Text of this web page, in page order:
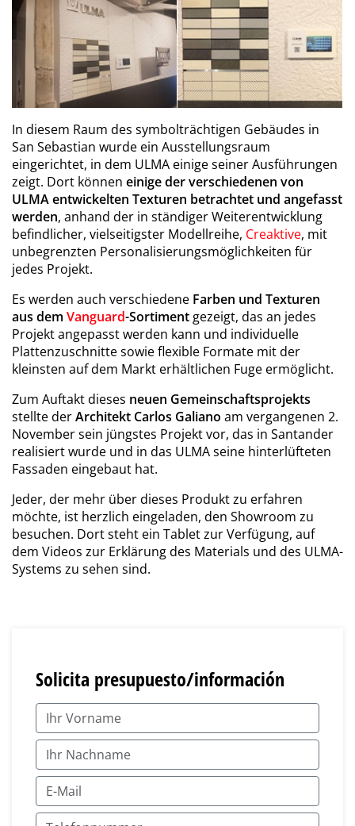
In diesem Raum des symbolträchtigen Gebäudes in
San Sebastian wurde ein Ausstellungsraum
eingerichtet, in dem ULMA einige seiner Ausführungen
zeigt. Dort können einige der verschiedenen von
ULMA entwickelten Texturen betrachtet und angefasst
werden, anhand der in ständiger Weiterentwicklung
befindlicher, vielseitigster Modellreihe, Creaktive, mit
unbegrenzten Personalisierungsmöglichkeiten für
jedes Projekt.
Es werden auch verschiedene Farben und Texturen
aus dem Vanguard-Sortiment gezeigt, das an jedes
Projekt angepasst werden kann und individuelle
Plattenzuschnitte sowie flexible Formate mit der
kleinsten auf dem Markt erhältlichen Fuge ermöglicht.
Zum Auftakt dieses neuen Gemeinschaftsprojekts
stellte derArchitekt Carlos Galiano am vergangenen 2.
November sein jüngstes Projekt vor, das in Santander
realisiert wurde und in das ULMA seine hinterlüfteten
Fassaden eingebaut hat.
Jeder, der mehr über dieses Produkt zu erfahren
möchte, ist herzlich eingeladen, den Showroom zu
besuchen. Dort steht ein Tablet zur Verfügung, auf
dem Videos zur Erklärung des Materials und des ULMA-
Systems zu sehen sind.
Solicita presupuesto/información